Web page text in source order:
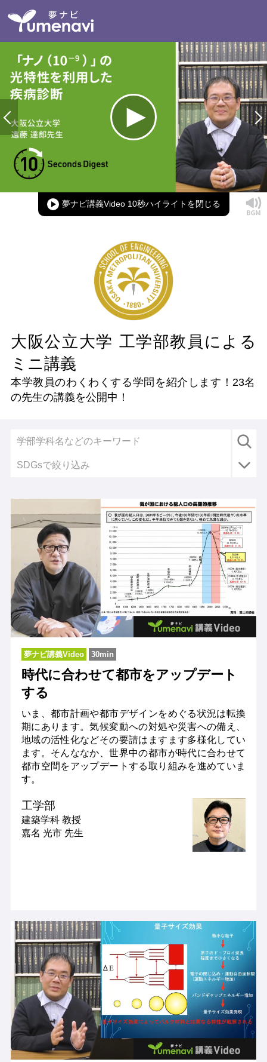
Time
Picture-
in-
Picture
夢ナビ講義Video 10秒ハイライト
大阪公立大学 工学部教員による
ミニ講義
本学教員のわくわくする学問を紹介します！ 23名
の先生の講義を公開中！
SDGsで絞り込み
夢ナビ講義Video 30min
時代に合わせて都市をアップデート
する
いま、都市計画や都市デザインをめぐる状況は転換
期にあります。気候変動への対処や災害への備え、
地域の活性化などその要請はますます多様化してい
ます。そんななか、世界中の都市が時代に合わせて
都市空間をアップデートする取り組みを進めていま
す。
工学部
建築学科 教授
嘉名 光市 先生